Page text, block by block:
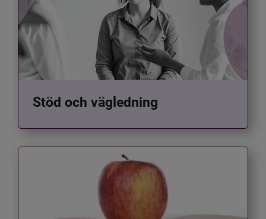
Stöd och vägledning